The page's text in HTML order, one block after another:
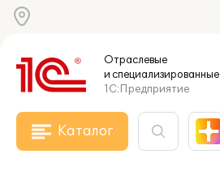
Отраслевые
и специализированные
1С:Предприятие
Каталог